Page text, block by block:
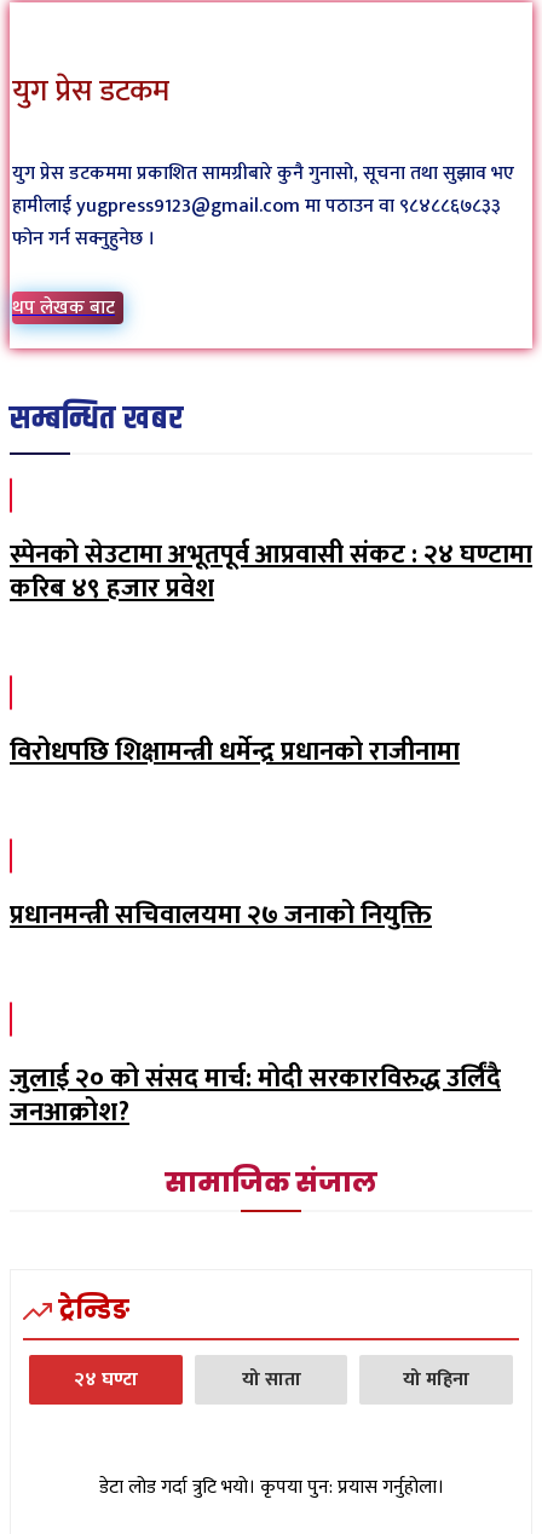
युग प्रेस डटकम
युग प्रेस डटकममा प्रकाशित सामग्रीबारे कुनै गुनासो, सूचना तथा सुझाव भए
हामीलाई yugpress9123@gmail.com मा पठाउन वा ९८४८८६७८३३
फोन गर्न सक्नुहुनेछ ।
थप लेखक बाट
सम्बन्धित खबर
स्पेनको सेउटामा अभूतपूर्व आप्रवासी संकट : २४ घण्टामा
करिब ४९ हजार प्रवेश
विरोधपछि शिक्षामन्त्री धर्मेन्द्र प्रधानको राजीनामा
प्रधानमन्त्री सचिवालयमा २७ जनाको नियुक्ति
जुलाई २० को संसद मार्च: मोदी सरकारविरुद्ध उर्लिंदै
जनआक्रोश?
सामाजिक संजाल
ट्रेन्डिङ
२४ घण्टा यो साता यो महिना
डेटा लोड गर्दा त्रुटि भयो। कृपया पुन: प्रयास गर्नुहोला।